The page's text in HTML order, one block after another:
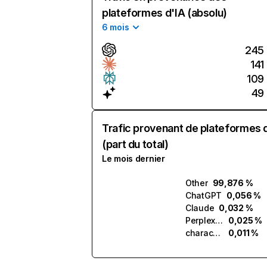
plateformes d'IA (absolu)
6 mois
245
141
109
49
Trafic provenant de plateformes
(part du total)
Le mois dernier
Other 99,876 %
ChatGPT 0,056 %
Claude 0,032 %
Perplexity
0,025 %
character.ai
0,011 %